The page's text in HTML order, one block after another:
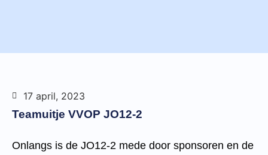
17 april, 2023
Teamuitje VVOP JO12-2
Onlangs is de JO12-2 mede door sponsoren en de